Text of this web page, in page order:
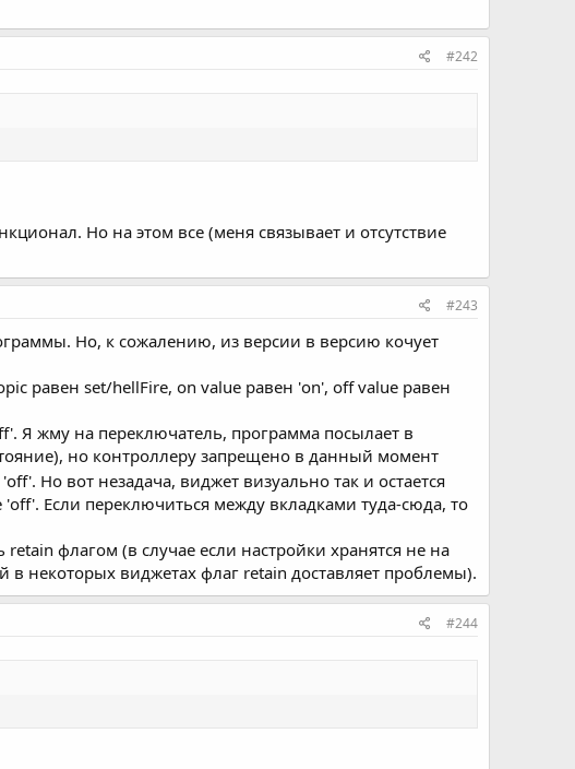
#242
Но на этом все (меня связывает и отсутствие
#243
Но, к сожалению, из версии в версию кочует
равен set/hellFire, on value равен 'on', off value равен
Я жму на переключатель, программа посылает в
но контроллеру запрещено в данный момент
Но вот незадача, виджет визуально так и остается
Если переключиться между вкладками туда-сюда, то
флагом (в случае если настройки хранятся не на
в некоторых виджетах флаг retain доставляет проблемы).
#244